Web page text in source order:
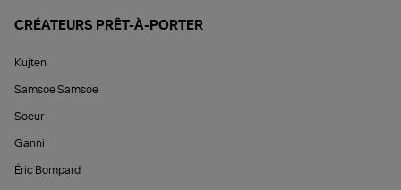
CRÉATEURS PRÊT-À-PORTER
Kujten
Samsoe Samsoe
Soeur
Ganni
Éric Bompard